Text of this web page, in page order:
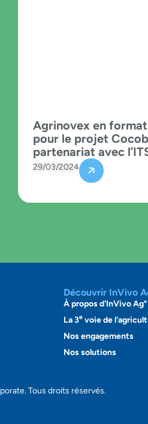
Agrinovex en
pour le projet
partenariat avec
29/03/2024
Découvrir InVivo
À propos d'InVivo Ag°
La 3evoie de
Nos engagements
Nos solutions
Tous droits réservés.